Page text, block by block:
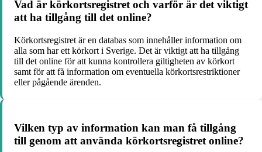
Vad är körkortsregistret och varför är det viktigt
att ha tillgång till det online?
Körkortsregistret är en databas som innehåller information om
alla som har ett körkort i Sverige. Det är viktigt att ha tillgång
till det online för att kunna kontrollera giltigheten av körkort
samt för att få information om eventuella körkortsrestriktioner
eller pågående ärenden.
Vilken typ av information kan man få tillgång
till genom att använda körkortsregistret online?